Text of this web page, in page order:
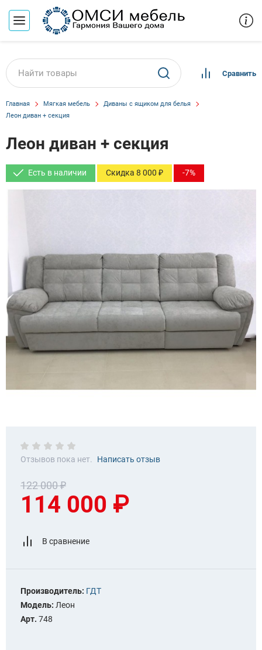
Сравнить
Главная Мягкая мебель
Диваны с ящиком для белья
Леон диван + секция
Леон диван + секция
Есть в наличии Скидка 8 000 ₽ -7%
Отзывов пока нет. Написать отзыв
122 000 ₽
114 000 ₽
В сравнение
Производитель: ГДТ
Модель: Леон
Арт. 748